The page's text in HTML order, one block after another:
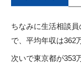
ちなみに生活相談
で、平均年収は362
次いで東京都が353